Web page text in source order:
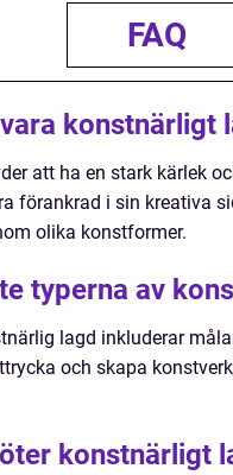
FAQ
konstnärligt
att ha en stark kärlek
förankrad i sin kreativa
olika konstformer.
typerna av
lagd inkluderar
och skapa
konstnärligt